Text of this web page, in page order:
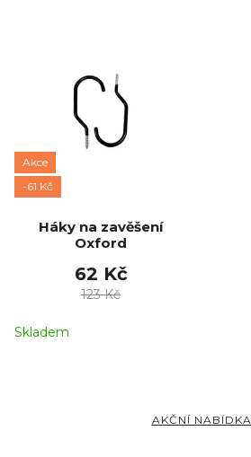
Akce
-61 Kč
Háky na zavěšení
Oxford
62 Kč
123 Kč
Skladem
AKČNÍ NABÍDKA